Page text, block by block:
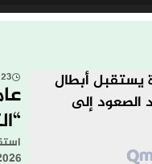
23 يوليو 2026 - 21:48